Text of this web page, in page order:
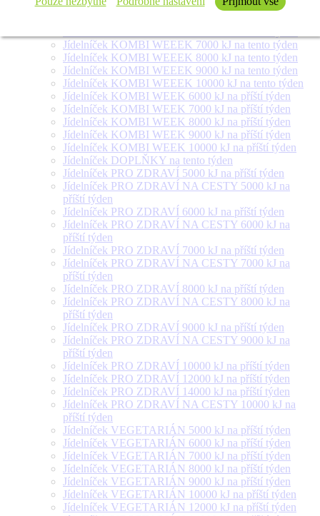
týden
Jídelníček KOMBI WEEEK 7000 kJ na tento týden
Jídelníček KOMBI WEEEK 8000 kJ na tento týden
Jídelníček KOMBI WEEEK 9000 kJ na tento týden
Jídelníček KOMBI WEEEK 10000 kJ na tento týden
Jídelníček KOMBI WEEK 6000 kJ na příští týden
Jídelníček KOMBI WEEK 7000 kJ na příští týden
Jídelníček KOMBI WEEK 8000 kJ na příští týden
Jídelníček KOMBI WEEK 9000 kJ na příští týden
Jídelníček KOMBI WEEK 10000 kJ na příští týden
Jídelníček DOPLŇKY na tento týden
Jídelníček PRO ZDRAVÍ 5000 kJ na příští týden
Jídelníček PRO ZDRAVÍ NA CESTY 5000 kJ na
příští týden
Jídelníček PRO ZDRAVÍ 6000 kJ na příští týden
Jídelníček PRO ZDRAVÍ NA CESTY 6000 kJ na
příští týden
Jídelníček PRO ZDRAVÍ 7000 kJ na příští týden
Jídelníček PRO ZDRAVÍ NA CESTY 7000 kJ na
příští týden
Jídelníček PRO ZDRAVÍ 8000 kJ na příští týden
Jídelníček PRO ZDRAVÍ NA CESTY 8000 kJ na
příští týden
Jídelníček PRO ZDRAVÍ 9000 kJ na příští týden
Jídelníček PRO ZDRAVÍ NA CESTY 9000 kJ na
příští týden
Jídelníček PRO ZDRAVÍ 10000 kJ na příští týden
Jídelníček PRO ZDRAVÍ 12000 kJ na příští týden
Jídelníček PRO ZDRAVÍ 14000 kJ na příští týden
Jídelníček PRO ZDRAVÍ NA CESTY 10000 kJ na
příští týden
Jídelníček VEGETARIÁN 5000 kJ na příští týden
Jídelníček VEGETARIÁN 6000 kJ na příští týden
Jídelníček VEGETARIÁN 7000 kJ na příští týden
Jídelníček VEGETARIÁN 8000 kJ na příští týden
Jídelníček VEGETARIÁN 9000 kJ na příští týden
Jídelníček VEGETARIÁN 10000 kJ na příští týden
Jídelníček VEGETARIÁN 12000 kJ na příští týden